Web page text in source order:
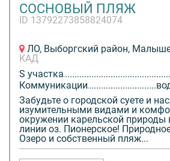
СОСНОВЫЙ ПЛЯЖ
ID 13792273858824074
ЛО, Выборгский район,
КАД
S участка
Коммуникации
Забудьте о городской суете и
изумительными видами и
окружении карельской природы
линии оз. Пионерское!
Озеро и собственный пляж...